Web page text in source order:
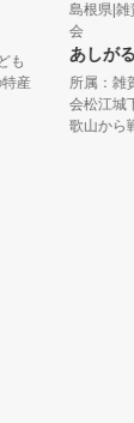
島根県|雑賀
あしがる君
所属：雑賀ま
会松江城下を
歌山から戦...